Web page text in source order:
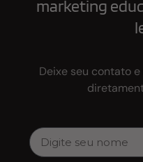
marketing
Deixe seu contato